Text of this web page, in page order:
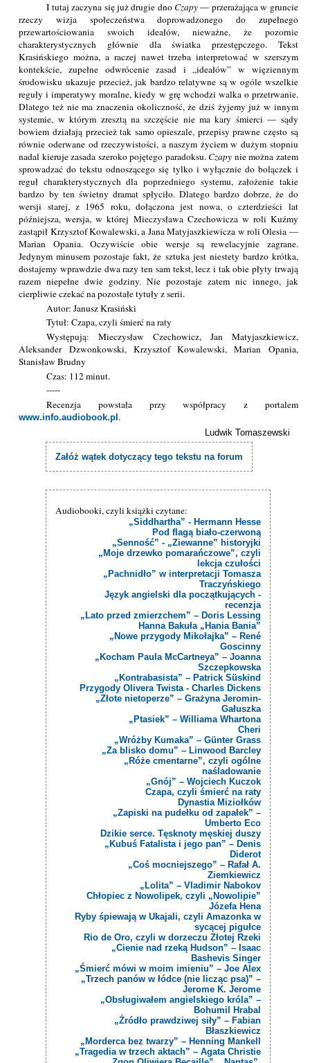
I tutaj zaczyna się już drugie dno Czapy— przerażająca w gruncie
rzeczy wizja społeczeństwa doprowadzonego do zupełnego
przewartościowania swoich ideałów, nieważne, że pozornie
charakterystycznych głównie dla światka przestępczego. Tekst
Krasińskiego można, a raczej nawet trzeba interpretować w szerszym
kontekście, zupełne odwrócenie zasad i „ideałów” w więziennym
środowisku ukazuje przecież, jak bardzo relatywne są w ogóle wszelkie
reguły i imperatywy moralne, kiedy w grę wchodzi walka o przetrwanie.
Dlatego też nie ma znaczenia okoliczność, że dziś żyjemy już w innym
systemie, w którym zresztą na szczęście nie ma kary śmierci — sądy
bowiem działają przecież tak samo opieszale, przepisy prawne często są
równie oderwane od rzeczywistości, a naszym życiem w dużym stopniu
nadal kieruje zasada szeroko pojętego paradoksu. Czapy nie można zatem
sprowadzać do tekstu odnoszącego się tylko i wyłącznie do bolączek i
reguł charakterystycznych dla poprzedniego systemu, założenie takie
bardzo by ten świetny dramat spłyciło. Dlatego bardzo dobrze, że do
wersji starej, z 1965 roku, dołączona jest nowa, o czterdzieści lat
późniejsza, wersja, w której Mieczysława Czechowicza w roli Kuźmy
zastąpił Krzysztof Kowalewski, a Jana Matyjaszkiewicza w roli Olesia —
Marian Opania. Oczywiście obie wersje są rewelacyjnie zagrane.
Jedynym minusem pozostaje fakt, że sztuka jest niestety bardzo krótka,
dostajemy wprawdzie dwa razy ten sam tekst, lecz i tak obie płyty trwają
razem niepełne dwie godziny. Nie pozostaje zatem nic innego, jak
cierpliwie czekać na pozostałe tytuły z serii.
Autor: Janusz Krasiński
Tytuł: Czapa, czyli śmierć na raty
Występują: Mieczysław Czechowicz, Jan Matyjaszkiewicz,
Aleksander Dzwonkowski, Krzysztof Kowalewski, Marian Opania,
Stanisław Brudny
Czas: 112 minut.
-----
Recenzja powstała przy współpracy z portalem
www.info.audiobook.pl .
Ludwik Tomaszewski
Załóż wątek dotyczący tego tekstu na forum
Audiobooki, czyli książki czytane:
„Siddhartha” - Hermann Hesse
Pod flagą biało-czerwoną
„Senność” - „Ziewanne” historyjki
„Moje drzewko pomarańczowe”, czyli
lekcja czułości
„Pachnidło” w interpretacji Tomasza
Traczyńskiego
Język angielski dla początkujących -
recenzja
„Lato przed zmierzchem” – Doris Lessing
Hanna Bakuła „Hania Bania”
„Nowe przygody Mikołajka” – René
Goscinny
„Kocham Paula McCartneya” – Joanna
Szczepkowska
„Kontrabasista” – Patrick Süskind
Przygody Olivera Twista - Charles Dickens
„Złote nietoperze” – Grażyna Jeromin-
Gałuszka
„Ptasiek” – Williama Whartona
Cheri
„Wróżby Kumaka” – Günter Grass
„Za blisko domu” – Linwood Barcley
„Róże cmentarne”, czyli ogólne
naśladowanie
„Gnój” – Wojciech Kuczok
Czapa, czyli śmierć na raty
Dynastia Miziołków
„Zapiski na pudełku od zapałek” –
Umberto Eco
Dzikie serce. Tęsknoty męskiej duszy
„Kubuś Fatalista i jego pan” – Denis
Diderot
„Coś mocniejszego” – Rafał A.
Ziemkiewicz
„Lolita” – Vladimir Nabokov
Chłopiec z Nowolipek, czyli „Nowolipie”
Józefa Hena
Ryby śpiewają w Ukajali, czyli Amazonka w
sycącej pigułce
Rio de Oro, czyli w dorzeczu Złotej Rzeki
„Cienie nad rzeką Hudson” – Isaac
Bashevis Singer
„Śmierć mówi w moim imieniu” – Joe Alex
„Trzech panów w łódce (nie licząc psa)” –
Jerome K. Jerome
„Obsługiwałem angielskiego króla” –
Bohumil Hrabal
„Źródło prawdziwej siły” – Fabian
Błaszkiewicz
„Morderca bez twarzy” – Henning Mankell
„Tragedia w trzech aktach” – Agata Christie